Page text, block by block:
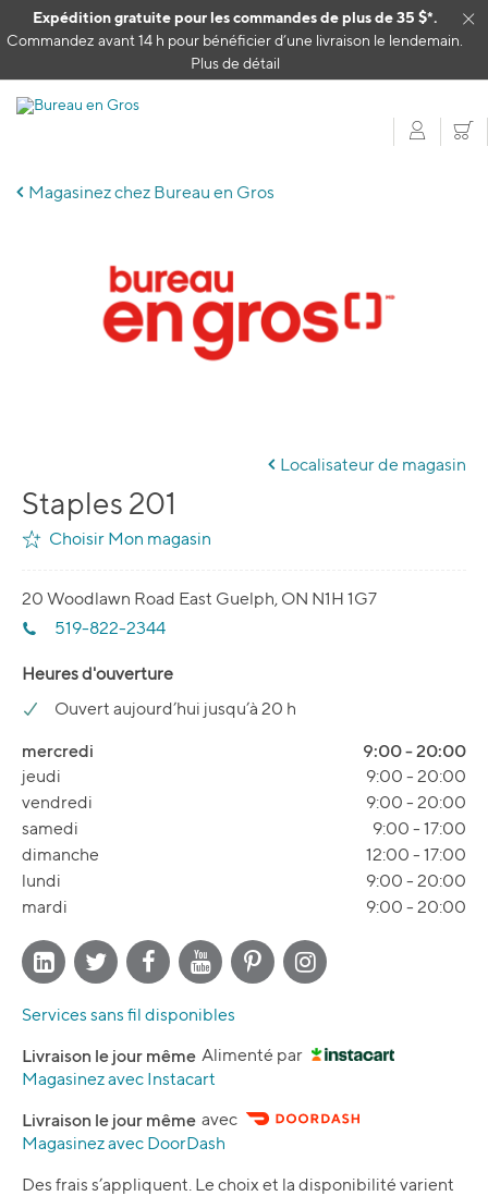
Expédition gratuite pour les commandes de plus de 35 $*.
Commandez avant 14 h pour bénéficier d’une livraison le lendemain.
Plus de détail
Mon
Magasinez chez Bureau en Gros
Localisateur de magasin
Staples 201
Choisir Mon magasin
20 Woodlawn Road East Guelph, ON N1H 1G7
519-822-2344
Heures d'ouverture
Ouvert aujourd’hui jusqu’à 20 h
mercredi 9:00-20:00
jeudi 9:00 - 20:00
vendredi
9:00 - 20:00
samedi
9:00 - 17:00
dimanche
12:00 - 17:00
lundi
9:00 - 20:00
mardi
9:00 - 20:00
Services sans fil disponibles
Livraison le jour même Alimenté par
Magasinez avec Instacart
Livraison le jour même avec
Magasinez avec DoorDash
Des frais s’appliquent. Le choix et la disponibilité varient